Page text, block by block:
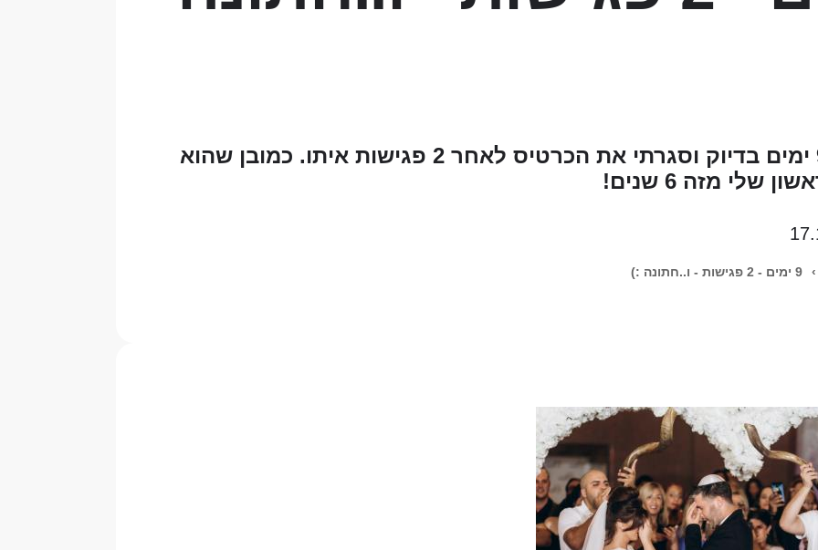
הייתי באתר 9 ימים בדיוק וסגרתי את הכרטיס לאחר 2 פגישות איתו. כמובן שהוא
שלי מזה 6 שנים!
› 9 ימים - 2 פגישות - ו..חתונה :)